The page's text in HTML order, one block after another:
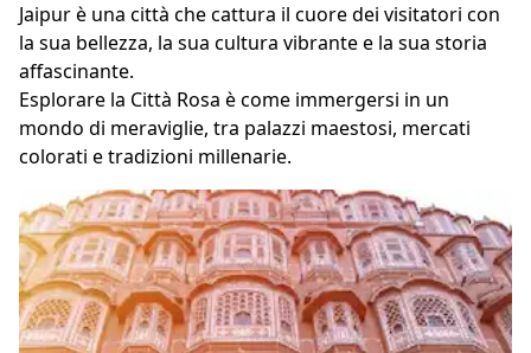
Jaipur è una città che cattura il cuore dei visitatori con
la sua bellezza, la sua cultura vibrante e la sua storia
affascinante.
Esplorare la Città Rosa è come immergersi in un
mondo di meraviglie, tra palazzi maestosi, mercati
colorati e tradizioni millenarie.